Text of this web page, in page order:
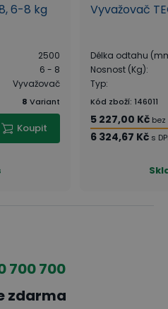
6-8 kg
2500
6 - 8
Vyvažovač
8 Variant
Koupit
Vyvažovač
Délka odtahu
Nosnost (Kg):
Typ:
Kód zboží: 146011
5 227,00 Kč bez
6 324,67 Kč s
700 700
zdarma